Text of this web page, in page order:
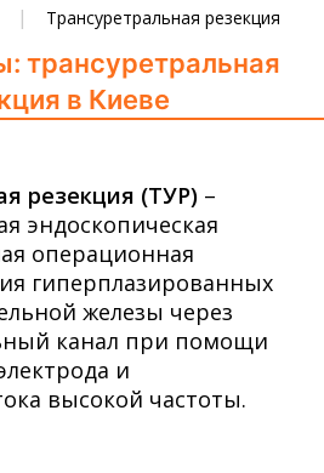
| Трансуретральная резекция
трансуретральная
в Киеве
резекция (ТУР) –
эндоскопическая
операционная
гиперплазированных
железы через
канал при помощи
и
высокой частоты.